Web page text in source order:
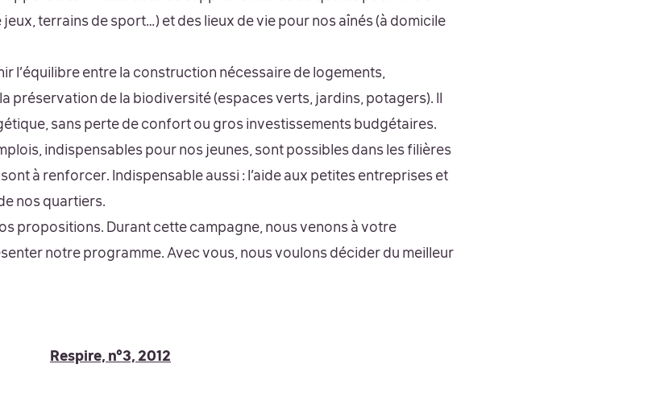
terrains de sport…) et des lieux de vie pour nos aînés (à domicile
l’équilibre entre la construction nécessaire de logements,
préservation de la biodiversité (espaces verts, jardins, potagers). Il
sans perte de confort ou gros investissements budgétaires.
indispensables pour nos jeunes, sont possibles dans les filières
à renforcer. Indispensable aussi : l’aide aux petites entreprises et
nos quartiers.
propositions. Durant cette campagne, nous venons à votre
notre programme. Avec vous, nous voulons décider du meilleur
Respire, n°3, 2012